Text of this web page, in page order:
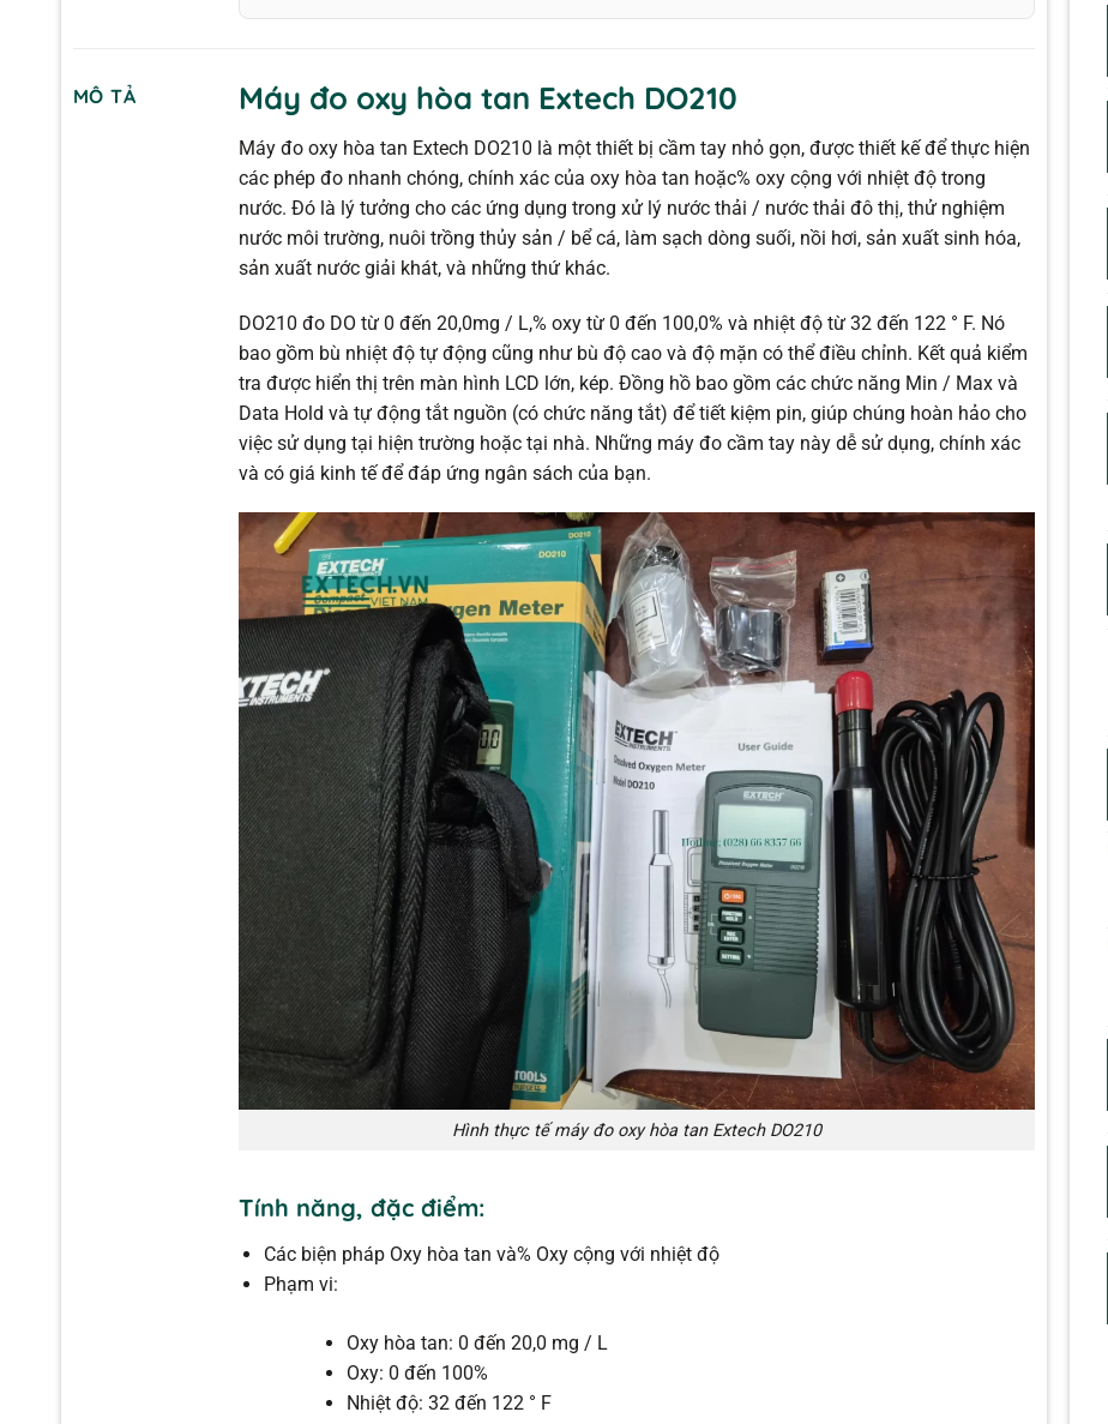
MÔ TẢ Máy đo oxy hòa tan Extech DO210
Máy đo oxy hòa tan Extech DO210 là một thiết bị cầm tay nhỏ gọn, được thiết kế để thực hiện
các phép đo nhanh chóng, chính xác của oxy hòa tan hoặc% oxy cộng với nhiệt độ trong
nước. Đó là lý tưởng cho các ứng dụng trong xử lý nước thải / nước thải đô thị, thử nghiệm
nước môi trường, nuôi trồng thủy sản / bể cá, làm sạch dòng suối, nồi hơi, sản xuất sinh hóa,
sản xuất nước giải khát, và những thứ khác.
DO210 đo DO từ 0 đến 20,0mg / L,% oxy từ 0 đến 100,0% và nhiệt độ từ 32 đến 122 ° F. Nó
bao gồm bù nhiệt độ tự động cũng như bù độ cao và độ mặn có thể điều chỉnh. Kết quả kiểm
tra được hiển thị trên màn hình LCD lớn, kép. Đồng hồ bao gồm các chức năng Min / Max và
Data Hold và tự động tắt nguồn (có chức năng tắt) để tiết kiệm pin, giúp chúng hoàn hảo cho
việc sử dụng tại hiện trường hoặc tại nhà. Những máy đo cầm tay này dễ sử dụng, chính xác
và có giá kinh tế để đáp ứng ngân sách của bạn.
Hình thực tế máy đo oxy hòa tan Extech DO210
Tính năng, đặc điểm:
Các biện pháp Oxy hòa tan và% Oxy cộng với nhiệt độ
Phạm vi:
Oxy hòa tan: 0 đến 20,0 mg / L
Oxy: 0 đến 100%
Nhiệt độ: 32 đến 122 ° F